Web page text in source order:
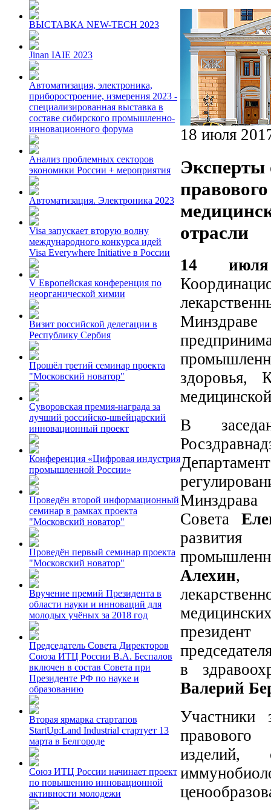
ВЫСТАВКА NEW-TECH 2023
Jinan IAIE 2023
Автоматизация, электроника,
приборостроение, измерения 2023 -
специализированная выставка в
составе сибирского промышленно-
инновационного форума
Анализ проблемных секторов
экономики России + мероприятия
Автоматизация. Электроника 2023
Visa запускает вторую волну
международного конкурса идей
Visa Everywhere Initiative в России
V Европейская конференция по
неорганической химии
Визит российской делегации в
Республику Сербия
Прошёл третий семинар проекта
"Московский новатор"
Суворовская премия-награда за
лучший российско-швейцарский
инновационный проект
Конференция «Цифровая индустрия
промышленной России»
Проведён второй информационный
семинар в рамках проекта
"Московский новатор"
Проведён первый семинар проекта
"Московский новатор"
Вручение премий Президента в
области науки и инноваций для
молодых учёных за 2018 год
Председатель Совета Директоров
Союза ИТЦ России В.А. Беспалов
включен в состав Совета при
Президенте РФ по науке и
образованию
Вторая ярмарка стартапов
StartUp:Land Industrial стартует 13
марта в Белгороде
Союз ИТЦ России начинает проект
по повышению инновационной
активности молодежи
18 июля
Эксперты
отрасли
14 июля
здоровья,
В
Минздрава
Совета
Алехин,
в
Валерий
Участники
правового
изделий,